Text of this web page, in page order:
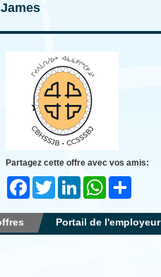
Partagez cette offre avec vos amis:
FacebookTwitter LinkedIn WhatsApp
Portail de l'employeur